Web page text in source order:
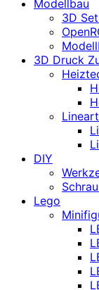
Modellbau
3D
3D Druck
DIY
Lego